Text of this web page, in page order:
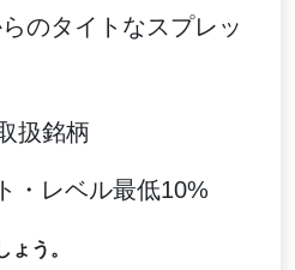
直近の価格をより重視しま
み付けが高くなるため、
く反応します。
直近のデータを重視しま
は完全に削除されること
もに重みが小さくなるだ
背景に残ります。決算シー
のタイトなスプレッ
扱銘柄
・レベル最低10%
う。